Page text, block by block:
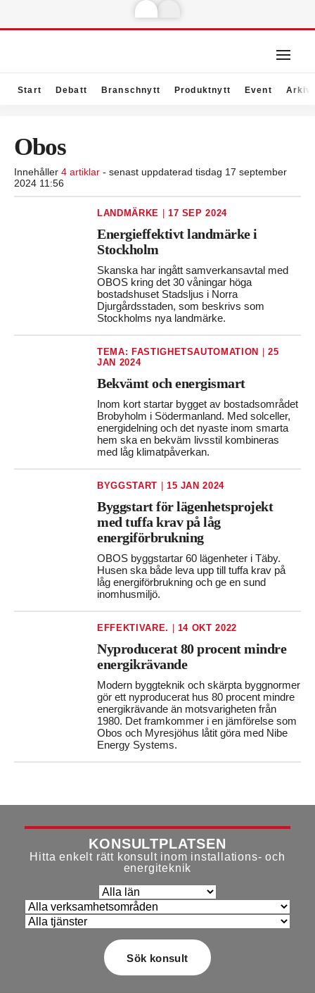
Start Debatt Branschnytt Produktnytt Event Arkiv
Obos
Innehåller 4 artiklar - senast uppdaterad tisdag 17 september
2024 11:56
LANDMÄRKE 17 SEP 2024
Energieffektivt landmärke i
Stockholm
Skanska har ingått samverkansavtal med
OBOS kring det 30 våningar höga
bostadshuset Stadsljus i Norra
Djurgårdsstaden, som beskrivs som
Stockholms nya landmärke.
TEMA: FASTIGHETSAUTOMATION
25
JAN 2024
Bekvämt och energismart
Inom kort startar bygget av bostadsområdet
Brobyholm i Södermanland. Med solceller,
energidelning och det nyaste inom smarta
hem ska en bekväm livsstil kombineras
med låg klimatpåverkan.
BYGGSTART 15 JAN 2024
Byggstart för lägenhetsprojekt
med tuffa krav på låg
energiförbrukning
OBOS byggstartar 60 lägenheter i Täby.
Husen ska både leva upp till tuffa krav på
låg energiförbrukning och ge en sund
inomhusmiljö.
EFFEKTIVARE. 14 OKT 2022
Nyproducerat 80 procent mindre
energikrävande
Modern byggteknik och skärpta byggnormer
gör ett nyproducerat hus 80 procent mindre
energikrävande än motsvarigheten från
1980. Det framkommer i en jämförelse som
Obos och Myresjöhus låtit göra med Nibe
Energy Systems.
KONSULTPLATSEN
Hitta enkelt rätt konsult inom installations- och
energiteknik